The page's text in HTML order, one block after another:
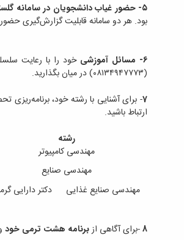
۵- حضور غیاب دانشجویان در سامانه
بود. هر دو سامانه قابلیت گزارش‌گیری حضور
6- مسائل آموزشی خود را با رعایت
(۰۸۱۳۴۹۴۷۷۷۳) در میان بگذارید.
7- برای آشنایی با رشته خود،
ارتباط باشید.
رشته
مهندسی کامپیوتر
مهندسی صنایع
مهندسی صنایع غذایی
دکتر دارایی
8
-برای آگاهی ازبرنامه هشت ترمی خود